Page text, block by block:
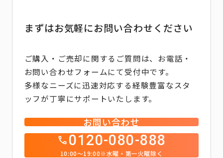
まずはお気軽にお問い合わせください
ご購入・ご売却に関するご質問は、お電話・
お問い合わせフォームにて受付中です。
多様なニーズに迅速対応する経験豊富なスタ
ッフが丁寧にサポートいたします。
お問い合わせ
0120-080-888
10:00～19:00※水曜・第一火曜除く